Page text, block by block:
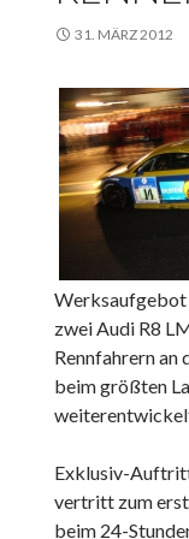
31. MÄRZ 2012
Werksaufgebot
zwei Audi R8
Rennfahrern an
beim größten
Exklusiv-
vertritt zum
beim 24-